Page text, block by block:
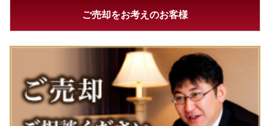
ご売却をお考えのお客様